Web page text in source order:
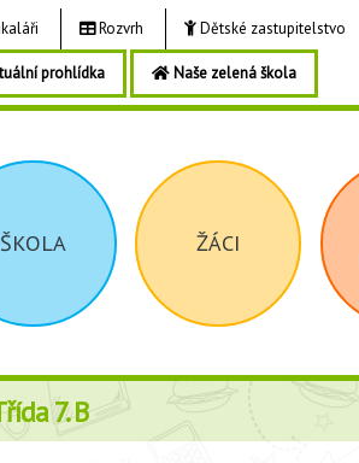
Rozvrh Dětské zastupitelstvo
prohlídka Naše zelená škola
ŠKOLA ŽÁCI
7. B